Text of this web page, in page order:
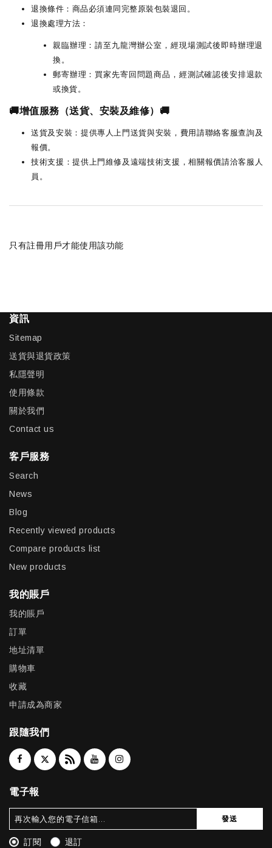
退換條件：商品必須連同完整原裝包裝退回。
退換處理方法：
親臨辦理：請至九龍灣辦公室，經現場測試後即時辦理退
換。
郵寄辦理：買家先寄回問題商品，經測試確認後安排退款
或換貨。
🚚增值服務（送貨、安裝及維修）🚚
送貨及安裝：提供專人上門送貨與安裝，費用請聯絡客服查詢及
報價。
技術支援：提供上門維修及遠端技術支援，相關報價請洽客服人
員。
只有註冊用戶才能使用該功能
資訊
Sitemap
送貨與退貨政策
私隱聲明
使用條款
關於我們
Contact us
客戶服務
Search
News
Blog
Recently viewed products
Compare products list
New products
我的賬戶
我的賬戶
訂單
地址清單
購物車
收藏
申請成為商家
跟隨我們
電子報
發送
訂閱 退訂